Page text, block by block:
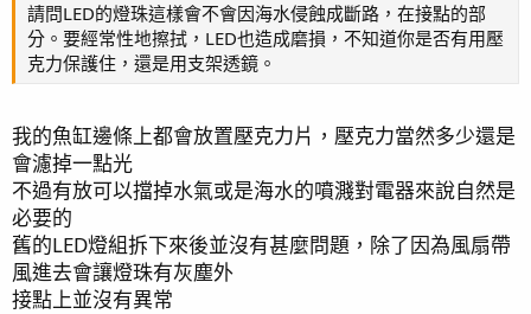
請問LED的燈珠這樣會不會因海水侵蝕成斷路，在接點的部
分。要經常性地擦拭，LED也造成磨損，不知道你是否有用壓
克力保護住，還是用支架透鏡。
我的魚缸邊條上都會放置壓克力片，壓克力當然多少還是
會濾掉一點光
不過有放可以擋掉水氣或是海水的噴濺對電器來說自然是
必要的
舊的LED燈組拆下來後並沒有甚麼問題，除了因為風扇帶
風進去會讓燈珠有灰塵外
接點上並沒有異常